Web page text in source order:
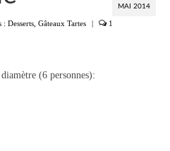
Samoussas MAI 2014
: Desserts Gâteaux Tartes | 1
(6 personnes):